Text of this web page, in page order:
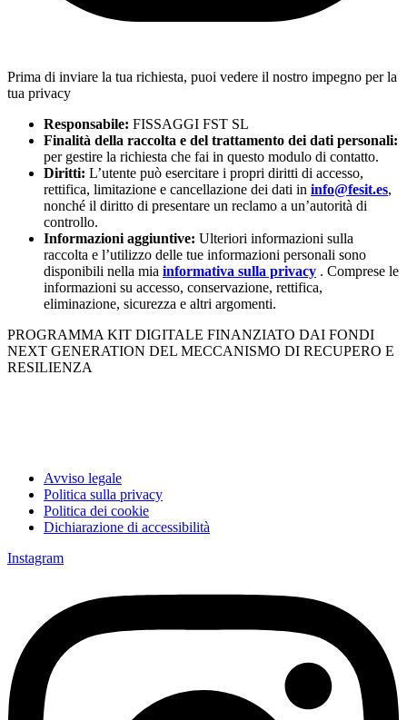
Prima di inviare la tua richiesta, puoi vedere il nostro impegno per la
tua privacy
Responsabile: FISSAGGI FST SL
Finalità della raccolta e del trattamento dei dati personali:
per gestire la richiesta che fai in questo modulo di contatto.
Diritti: L’utente può esercitare i propri diritti di accesso,
rettifica, limitazione e cancellazione dei dati in info@fesit.es,
nonché il diritto di presentare un reclamo a un’autorità di
controllo.
Informazioni aggiuntive: Ulteriori informazioni sulla
raccolta e l’utilizzo delle tue informazioni personali sono
disponibili nella mia informativa sulla privacy . Comprese le
informazioni su accesso, conservazione, rettifica,
eliminazione, sicurezza e altri argomenti.
PROGRAMMA KIT DIGITALE FINANZIATO DAI FONDI
NEXT GENERATION DEL MECCANISMO DI RECUPERO E
RESILIENZA
Avviso legale
Politica sulla privacy
Politica dei cookie
Dichiarazione di accessibilità
Instagram